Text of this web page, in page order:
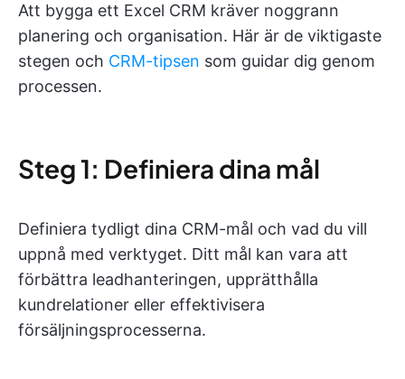
Att bygga ett Excel CRM kräver noggrann
planering och organisation. Här är de viktigaste
stegen och CRM-tipsen som guidar dig genom
processen.
Steg 1: Definiera dina mål
Definiera tydligt dina CRM-mål och vad du vill
uppnå med verktyget. Ditt mål kan vara att
förbättra leadhanteringen, upprätthålla
kundrelationer eller effektivisera
försäljningsprocesserna.